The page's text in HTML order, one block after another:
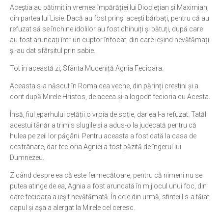
Aceștia au pătimit în vremea împărăției lui Dioclețian și Maximian,
din partea lui Lisie. Dacă au fost prinși acești bărbați, pentru că au
refuzat să se închine idolilor au fost chinuiți și bătuți, după care
au fost aruncați într-un cuptor înfocat, din care ieșind nevătămați
și-au dat sfârșitul prin sabie.
Tot în această zi, Sfânta Muceniță Agnia Fecioara.
Aceasta s-a născut în Roma cea veche, din părinți creștini și a
dorit după Mirele Hristos, de aceea și-a logodit fecioria cu Acesta.
Însă, fiul eparhului cetății o vroia de soție, dar ea l-a refuzat. Tatăl
acestui tânăr a trimis slugile și a adus-o la judecată pentru că
hulea pe zeii lor păgâni. Pentru aceasta a fost dată la casa de
desfrânare, dar fecioria Agniei a fost păzită de îngerul lui
Dumnezeu.
Zicând despre ea că este fermecătoare, pentru că nimeni nu se
putea atinge de ea, Agnia a fost aruncată în mijlocul unui foc, din
care fecioara a ieșit nevătămată. În cele din urmă, sfintei I s-a tăiat
capul și așa a alergat la Mirele cel ceresc.